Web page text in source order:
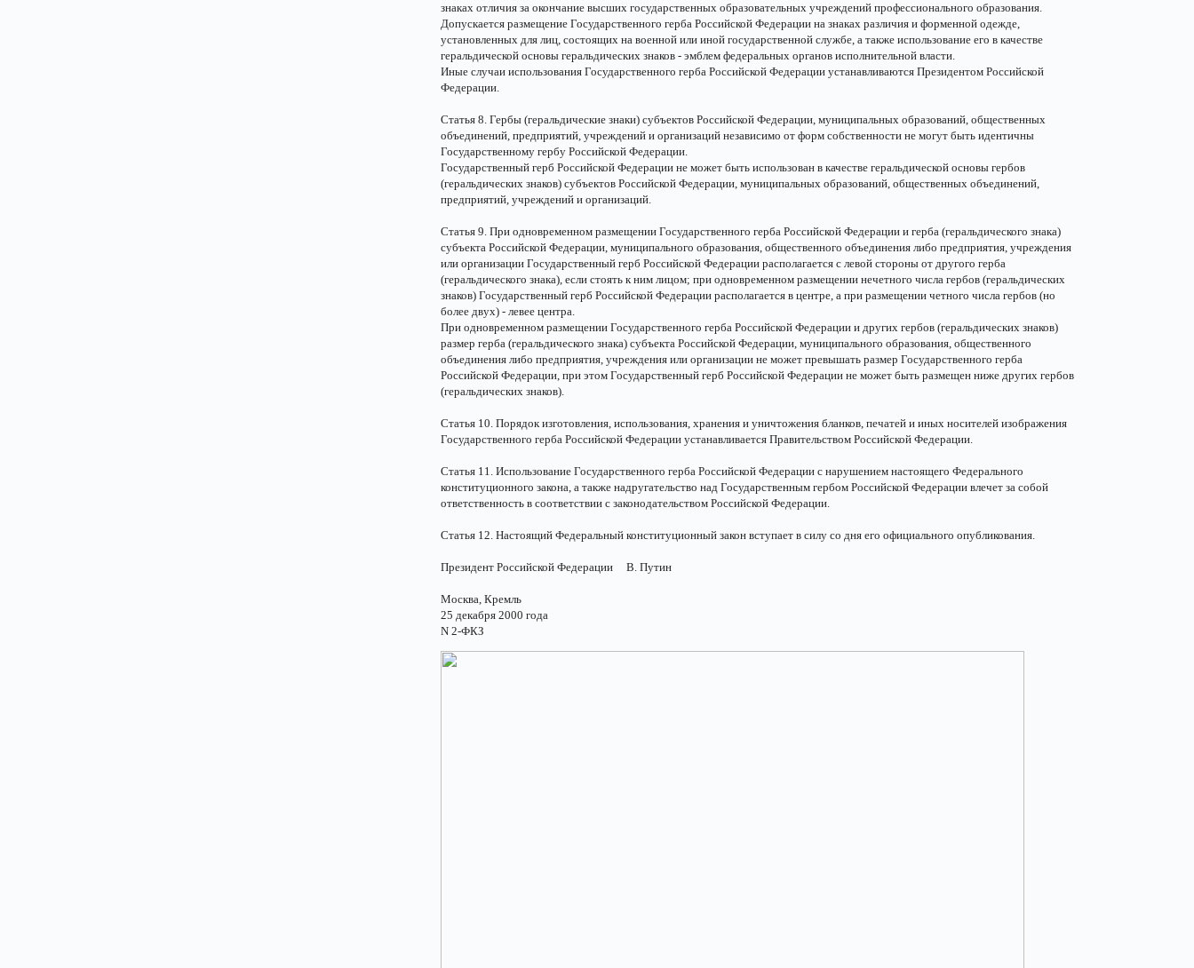
знаках отличия за окончание высших государственных образовательных учреждений профессионального образования.
Допускается размещение Государственного герба Российской Федерации на знаках различия и форменной одежде,
установленных для лиц, состоящих на военной или иной государственной службе, а также использование его в качестве
геральдической основы геральдических знаков - эмблем федеральных органов исполнительной власти.
Иные случаи использования Государственного герба Российской Федерации устанавливаются Президентом Российской
Федерации.
Статья 8. Гербы (геральдические знаки) субъектов Российской Федерации, муниципальных образований, общественных
объединений, предприятий, учреждений и организаций независимо от форм собственности не могут быть идентичны
Государственному гербу Российской Федерации.
Государственный герб Российской Федерации не может быть использован в качестве геральдической основы гербов
(геральдических знаков) субъектов Российской Федерации, муниципальных образований, общественных объединений,
предприятий, учреждений и организаций.
Статья 9. При одновременном размещении Государственного герба Российской Федерации и герба (геральдического знака)
субъекта Российской Федерации, муниципального образования, общественного объединения либо предприятия, учреждения
или организации Государственный герб Российской Федерации располагается с левой стороны от другого герба
(геральдического знака), если стоять к ним лицом; при одновременном размещении нечетного числа гербов (геральдических
знаков) Государственный герб Российской Федерации располагается в центре, а при размещении четного числа гербов (но
более двух) - левее центра.
При одновременном размещении Государственного герба Российской Федерации и других гербов (геральдических знаков)
размер герба (геральдического знака) субъекта Российской Федерации, муниципального образования, общественного
объединения либо предприятия, учреждения или организации не может превышать размер Государственного герба
Российской Федерации, при этом Государственный герб Российской Федерации не может быть размещен ниже других гербов
(геральдических знаков).
Статья 10. Порядок изготовления, использования, хранения и уничтожения бланков, печатей и иных носителей изображения
Государственного герба Российской Федерации устанавливается Правительством Российской Федерации.
Статья 11. Использование Государственного герба Российской Федерации с нарушением настоящего Федерального
конституционного закона, а также надругательство над Государственным гербом Российской Федерации влечет за собой
ответственность в соответствии с законодательством Российской Федерации.
Статья 12. Настоящий Федеральный конституционный закон вступает в силу со дня его официального опубликования.
Президент Российской Федерации В. Путин
Москва, Кремль
25 декабря 2000 года
N 2-ФКЗ